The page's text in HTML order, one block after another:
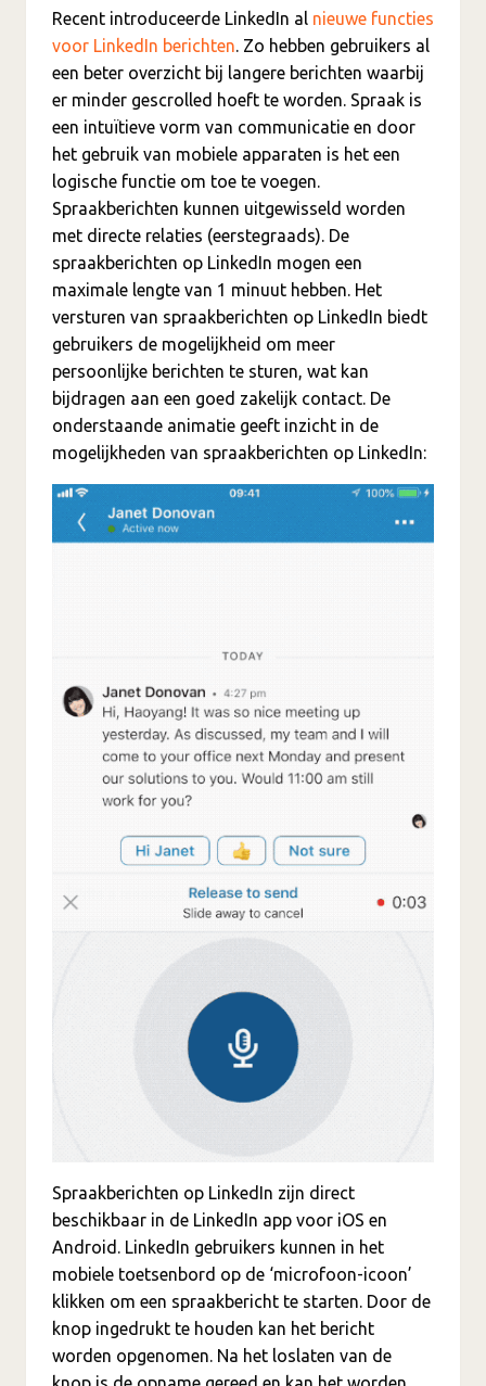
Recent introduceerde LinkedIn al nieuwe functies
voor LinkedIn berichten. Zo hebben gebruikers al
een beter overzicht bij langere berichten waarbij
er minder gescrolled hoeft te worden. Spraak is
een intuïtieve vorm van communicatie en door
het gebruik van mobiele apparaten is het een
logische functie om toe te voegen.
Spraakberichten kunnen uitgewisseld worden
met directe relaties (eerstegraads). De
spraakberichten op LinkedIn mogen een
maximale lengte van 1 minuut hebben. Het
versturen van spraakberichten op LinkedIn biedt
gebruikers de mogelijkheid om meer
persoonlijke berichten te sturen, wat kan
bijdragen aan een goed zakelijk contact. De
onderstaande animatie geeft inzicht in de
mogelijkheden van spraakberichten op LinkedIn:
Spraakberichten op LinkedIn zijn direct
beschikbaar in de LinkedIn app voor iOS en
Android. LinkedIn gebruikers kunnen in het
mobiele toetsenbord op de ‘microfoon-icoon’
klikken om een spraakbericht te starten. Door de
knop ingedrukt te houden kan het bericht
worden opgenomen. Na het loslaten van de